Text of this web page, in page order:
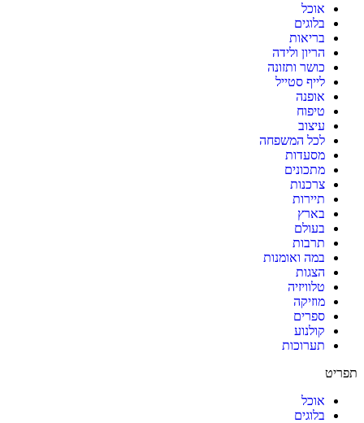
אוכל
בלוגים
בריאות
הריון ולידה
כושר ותזונה
לייף סטייל
אופנה
טיפוח
עיצוב
לכל המשפחה
מסעדות
מתכונים
צרכנות
תיירות
בארץ
בעולם
תרבות
במה ואומנות
הצגות
טלוויזיה
מוזיקה
ספרים
קולנוע
תערוכות
תפריט
אוכל
בלוגים